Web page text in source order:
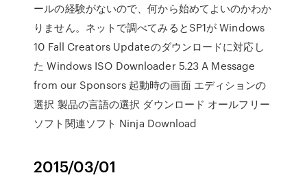
ールの経験がないので、何から始めてよいのかわか
りません。ネットで調べてみるとSP1が Windows
10 Fall Creators Updateのダウンロードに対応し
た Windows ISO Downloader 5.23 A Message
from our Sponsors 起動時の画面 エディションの
選択 製品の言語の選択 ダウンロード オールフリー
ソフト関連ソフト Ninja Download
2015/03/01